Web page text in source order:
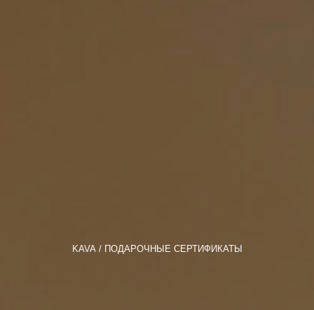
KAVA ПОДАРОЧНЫЕ СЕРТИФИКАТЫ